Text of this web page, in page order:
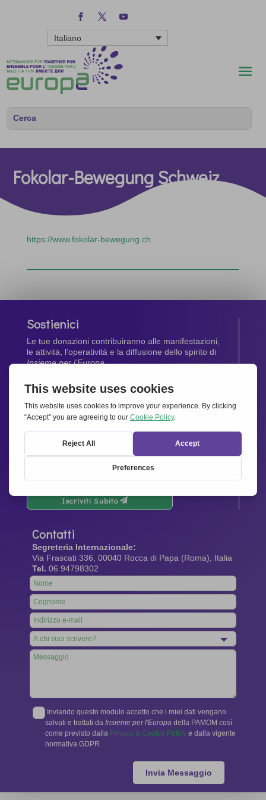
Italiano
Fokolar-Bewegung Schweiz
https://www.fokolar-bewegung.ch
Sostienici
Le tue donazioni contribuiranno alle manifestazioni,
le attività, l’operatività e la diffusione dello spirito di
Insieme per l’Europa.
Dona Ora
Newsletter
Rimani aggiornato di tutte le ultime notizie dalla
Iscriviti Subito
Contatti
Segreteria Internazionale:
Via Frascati 336, 00040 Rocca di Papa (Roma), Italia
Tel. 06 94798302
Leave
this
field
blank
Inviando questo modulo accetto che i miei dati vengano
salvati e trattati da Insieme per l'Europa della PAMOM così
come previsto dalla Privacy & Cookie Policy e dalla vigente
normativa GDPR.
Invia Messaggio